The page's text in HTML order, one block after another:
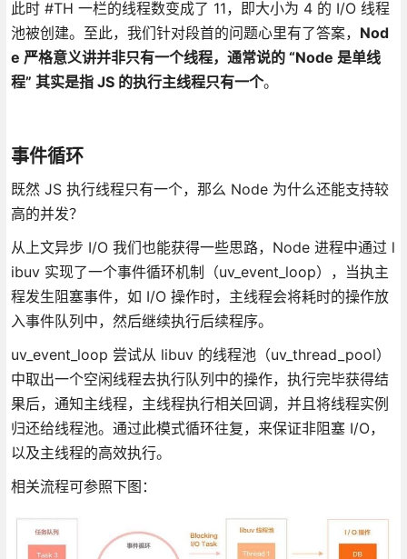
此时 #TH 一栏的线程数变成了 11，即大小为 4 的 I/O 线程
池被创建。至此，我们针对段首的问题心里有了答案， Nod
e 严格意义讲并非只有一个线程，通常说的 “Node 是单线
程” 其实是指 JS 的执行主线程只有一个。
事件循环
既然 JS 执行线程只有一个，那么 Node 为什么还能支持较
高的并发？
从上文异步 I/O 我们也能获得一些思路，Node 进程中通过 l
ibuv 实现了一个事件循环机制（uv_event_loop），当执主
程发生阻塞事件，如 I/O 操作时，主线程会将耗时的操作放
入事件队列中，然后继续执行后续程序。
uv_event_loop 尝试从 libuv 的线程池（uv_thread_pool）
中取出一个空闲线程去执行队列中的操作，执行完毕获得结
果后，通知主线程，主线程执行相关回调，并且将线程实例
归还给线程池。通过此模式循环往复，来保证非阻塞 I/O，
以及主线程的高效执行。
相关流程可参照下图：